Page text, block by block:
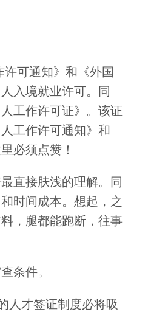
可通知》和《外国
入境就业许可。同
工作许可证》。该证
工作许可通知》和
必须点赞！
直接肤浅的理解。同
时间成本。想起，之
，腿都能跑断，往事
条件。
人才签证制度必将吸